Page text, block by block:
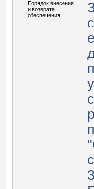
Порядок внесения
и возврата
обеспечения: